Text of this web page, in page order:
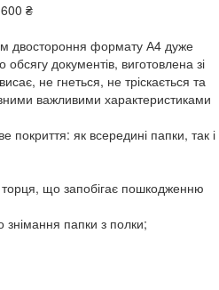
600 ₴
двостороння формату А4 дуже
документів, виготовлена зі
не гнеться, не тріскається та
важливими характеристиками
покриття: як всередині папки, так і
що запобігає пошкодженню
знімання папки з полки;